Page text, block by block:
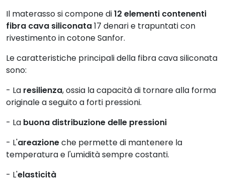
Il materasso si compone di12 elementi contenenti
fibra cava siliconata17 denari e trapuntati con
rivestimento in cotone Sanfor.
Le caratteristiche principali della fibra cava siliconata
sono:
- La resilienza, ossia la capacità di tornare alla forma
originale a seguito a forti pressioni.
- La buona distribuzione delle pressioni
- L'areazioneche permette di mantenere la
temperatura e l'umidità sempre costanti.
- L'elasticità